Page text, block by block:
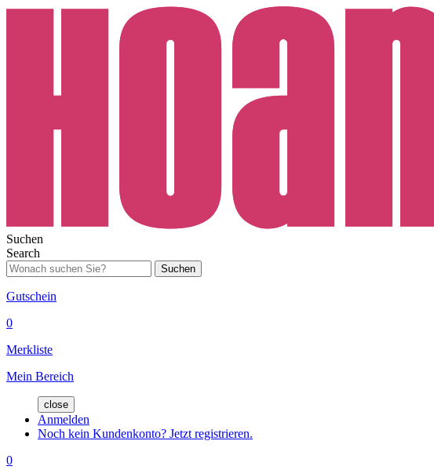
Suchen
Search
Suchen
Gutschein
0
Merkliste
Mein Bereich
close
Anmelden
Noch kein Kundenkonto? Jetzt registrieren.
0